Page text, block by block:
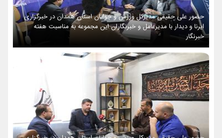
حضور علی حقیقی مدیرکل ورزش و جوانان استان همدان در خبرگزاری
ایرنا و دیدار با مدیرعامل و خبرنگاران این مجموعه به مناسبت هفته
خبرنگار